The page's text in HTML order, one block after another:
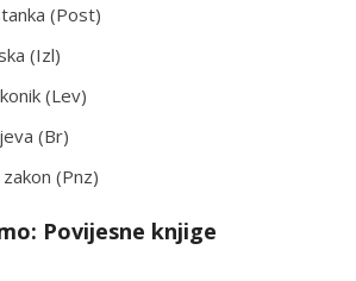
(Post)
(Izl)
(Lev)
(Br)
(Pnz)
Povijesne knjige